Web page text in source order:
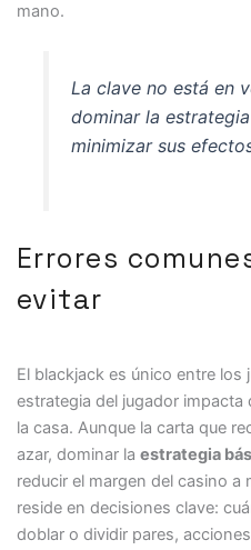
mano.
La clave no está en
dominar la
minimizar sus
Errores
evitar
El blackjack es único entre los
estrategia del jugador impacta
la casa. Aunque la carta que
azar, dominar la estrategia
reducir el margen del casino a
reside en decisiones clave:
doblar o dividir pares,